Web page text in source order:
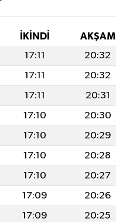
İKINDI AKŞAM
17:11 20:32
17:11 20:32
17:11 20:31
17:10 20:30
17:10 20:29
17:10 20:28
17:10 20:27
17:09 20:26
17:09 20:25